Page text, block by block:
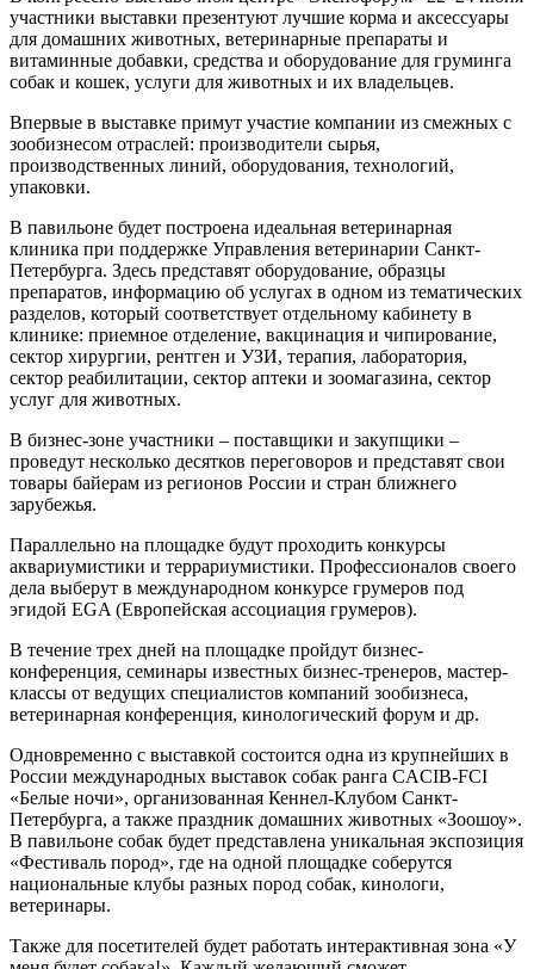
участники выставки презентуют лучшие корма и аксессуары
для домашних животных, ветеринарные препараты и
витаминные добавки, средства и оборудование для груминга
собак и кошек, услуги для животных и их владельцев.
Впервые в выставке примут участие компании из смежных с
зообизнесом отраслей: производители сырья,
производственных линий, оборудования, технологий,
упаковки.
В павильоне будет построена идеальная ветеринарная
клиника при поддержке Управления ветеринарии Санкт-
Петербурга. Здесь представят оборудование, образцы
препаратов, информацию об услугах в одном из тематических
разделов, который соответствует отдельному кабинету в
клинике: приемное отделение, вакцинация и чипирование,
сектор хирургии, рентген и УЗИ, терапия, лаборатория,
сектор реабилитации, сектор аптеки и зоомагазина, сектор
услуг для животных.
В бизнес-зоне участники – поставщики и закупщики –
проведут несколько десятков переговоров и представят свои
товары байерам из регионов России и стран ближнего
зарубежья.
Параллельно на площадке будут проходить конкурсы
аквариумистики и террариумистики. Профессионалов своего
дела выберут в международном конкурсе грумеров под
эгидой EGA (Европейская ассоциация грумеров).
В течение трех дней на площадке пройдут бизнес-
конференция, семинары известных бизнес-тренеров, мастер-
классы от ведущих специалистов компаний зообизнеса,
ветеринарная конференция, кинологический форум и др.
Одновременно с выставкой состоится одна из крупнейших в
России международных выставок собак ранга CACIB-FCI
«Белые ночи», организованная Кеннел-Клубом Санкт-
Петербурга, а также праздник домашних животных «Зоошоу».
В павильоне собак будет представлена уникальная экспозиция
«Фестиваль пород», где на одной площадке соберутся
национальные клубы разных пород собак, кинологи,
ветеринары.
Также для посетителей будет работать интерактивная зона «У